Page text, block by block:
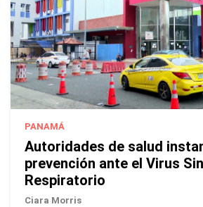
PANAMÁ
Autoridades de salud
prevención ante el Virus
Respiratorio
Ciara Morris